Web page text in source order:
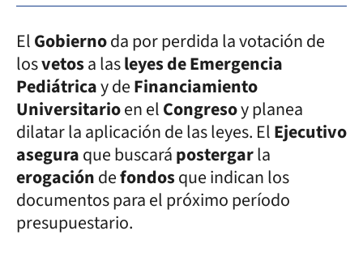
ElGobiernoda por perdida la votación de
losvetosa lasleyes de Emergencia
Pediátricay deFinanciamiento
Universitarioen elCongresoy planea
dilatar la aplicación de las leyes. ElEjecutivo
aseguraque buscarápostergarla
erogacióndefondosque indican los
documentos para el próximo período
presupuestario.